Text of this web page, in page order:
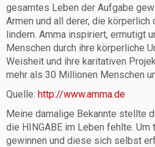
gesamtes Leben der Aufgabe
Armen und all derer, die
lindern. Amma inspiriert, ermutigt
Menschen durch ihre körperliche
Weisheit und ihre karitativen
mehr als 30 Millionen Menschen
Quelle: http://www.amma.de
Meine damalige Bekannte stellte
die HINGABE im Leben fehlte.
gewinnen und diese sich selbst